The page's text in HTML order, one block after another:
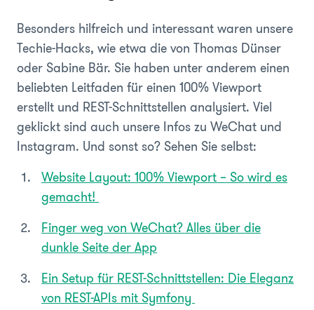
Besonders hilfreich und interessant waren unsere
Techie-Hacks, wie etwa die von Thomas Dünser
oder Sabine Bär. Sie haben unter anderem einen
beliebten Leitfaden für einen 100% Viewport
erstellt und REST-Schnittstellen analysiert. Viel
geklickt sind auch unsere Infos zu WeChat und
Instagram. Und sonst so? Sehen Sie selbst:
Website Layout: 100% Viewport – So wird es
gemacht!
Finger weg von WeChat? Alles über die
dunkle Seite der App
Ein Setup für REST-Schnittstellen: Die Eleganz
von REST-APIs mit Symfony